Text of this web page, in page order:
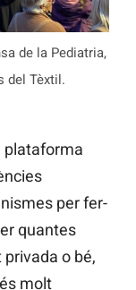
de la Pediatria,
del Tèxtil.
plataforma
per fer-
quantes
o bé,
molt